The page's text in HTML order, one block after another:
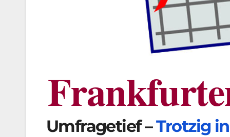
Umfragetief –Trotzig